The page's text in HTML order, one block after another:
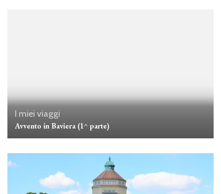
I miei viaggi
Avvento in Baviera (1^ parte)